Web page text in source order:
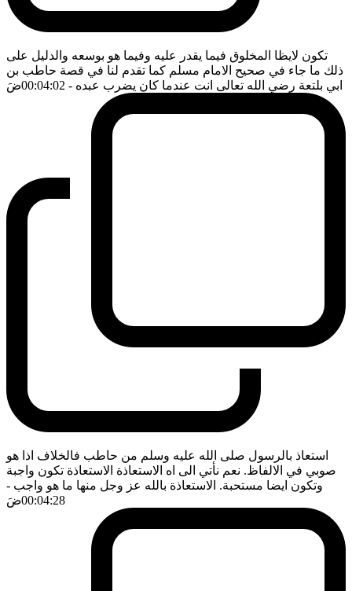
تكون لايظا المخلوق فيما يقدر عليه وفيما هو بوسعه والدليل على
ذلك ما جاء في صحيح الامام مسلم كما تقدم لنا في قصة حاطب بن
ابي بلتعة رضي الله تعالى انت عندما كان يضرب عبده - 00:04:02 ضَ
استعاذ بالرسول صلى الله عليه وسلم من حاطب فالخلاف اذا هو
صوبي في الالفاظ. نعم نأتي الى اه الاستعاذة الاستعاذة تكون واجبة
وتكون ايضا مستحبة. الاستعاذة بالله عز وجل منها ما هو واجب -
00:04:28ضَ